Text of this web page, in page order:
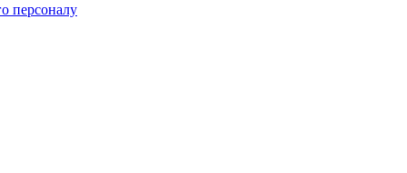
персоналу